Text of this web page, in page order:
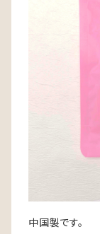
中国製です。